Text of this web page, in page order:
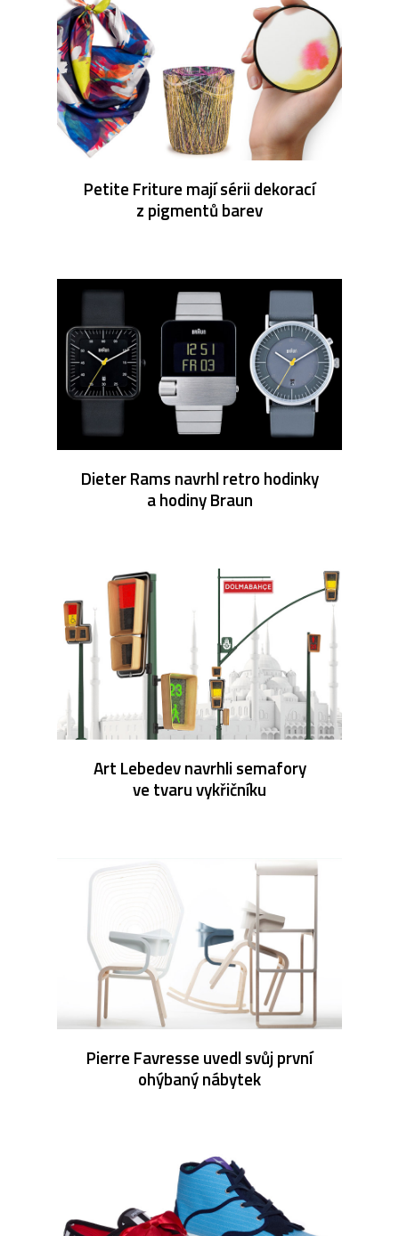
Petite Friture mají sérii dekorací
z pigmentů barev
Dieter Rams navrhl retro hodinky
a hodiny Braun
Art Lebedev navrhli semafory
ve tvaru vykřičníku
Pierre Favresse uvedl svůj první
ohýbaný nábytek